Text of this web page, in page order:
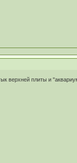
верхней плиты и